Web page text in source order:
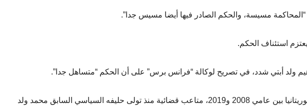
مسيسة، والحكم الصادر فيها أيضا مسيس جدا”.
استئناف الحكم.
ولد أبتي شدد، في تصريح لوكالة “فرانس برس” على أن الحكم “متساهل جدا”.
ويواجه ولد عبد العزيز الذي حكم موريتانيا بين عامي 2008 و2019، متاعب قضائية منذ تولى حليفه السياسي السابق محمد ولد